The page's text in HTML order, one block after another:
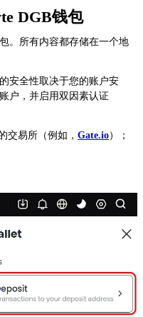
DGB钱包
。所有内容都存储在一个地
安全性取决于您的账户安
户，并启用双因素认证
交易所（例如， Gate.io）；